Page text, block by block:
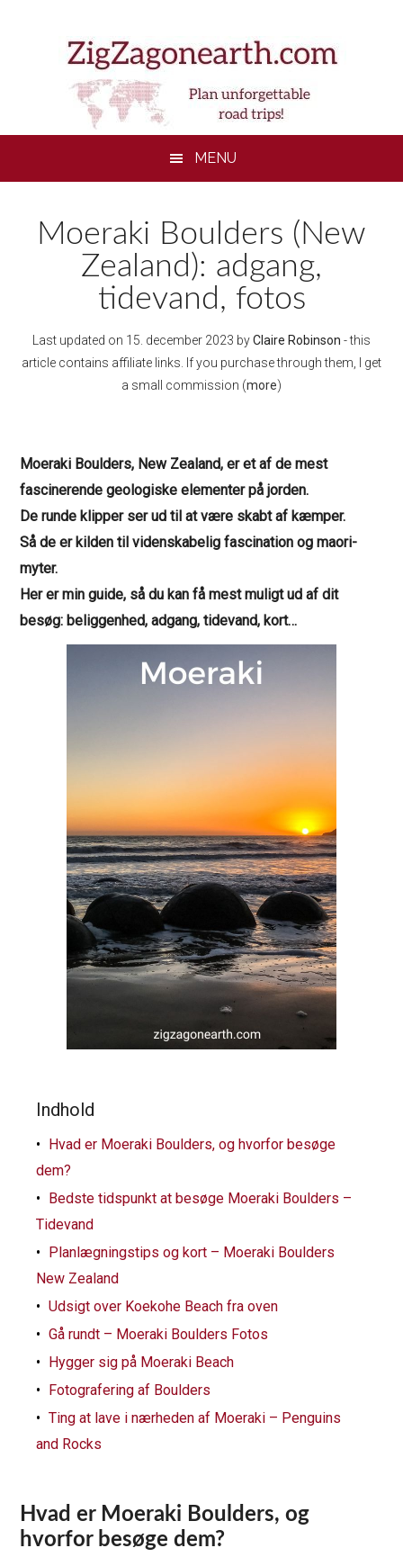
MENU
Moeraki Boulders (New
Zealand): adgang,
tidevand, fotos
Last updated on 15. december 2023 byClaire Robinson - this
article contains affiliate links. If you purchase through them, I get
a small commission (more)
Moeraki Boulders, New Zealand, er et af de mest
fascinerende geologiske elementer på jorden.
De runde klipper ser ud til at være skabt af kæmper.
Så de er kilden til videnskabelig fascination og maori-
myter.
Her er min guide, så du kan få mest muligt ud af dit
besøg: beliggenhed, adgang, tidevand, kort…
Indhold
Hvad er Moeraki Boulders, og hvorfor besøge
dem?
Bedste tidspunkt at besøge Moeraki Boulders –
Tidevand
Planlægningstips og kort – Moeraki Boulders
New Zealand
Udsigt over Koekohe Beach fra oven
Gå rundt – Moeraki Boulders Fotos
Hygger sig på Moeraki Beach
Fotografering af Boulders
Ting at lave i nærheden af Moeraki – Penguins
and Rocks
Hvad er Moeraki Boulders, og
hvorfor besøge dem?